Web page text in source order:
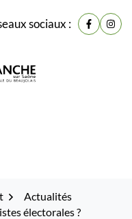
sociaux : Lien vers
Lien
Actualités
électorales ?